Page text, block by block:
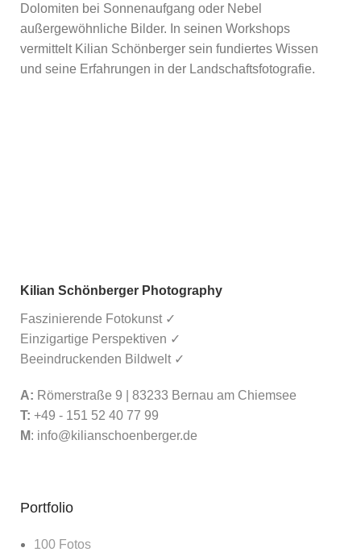
Dolomiten bei Sonnenaufgang oder Nebel
außergewöhnliche Bilder. In seinen Workshops
vermittelt Kilian Schönberger sein fundiertes Wissen
und seine Erfahrungen in der Landschaftsfotografie.
Kilian Schönberger Photography
Faszinierende Fotokunst ✓
Einzigartige Perspektiven ✓
Beeindruckenden Bildwelt ✓
A: Römerstraße 9 | 83233 Bernau am Chiemsee
T: +49 - 151 52 40 77 99
M: info@kilianschoenberger.de
Portfolio
100 Fotos